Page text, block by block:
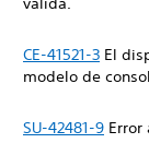
CE-41521-3 El
modelo de
SU-42481-9